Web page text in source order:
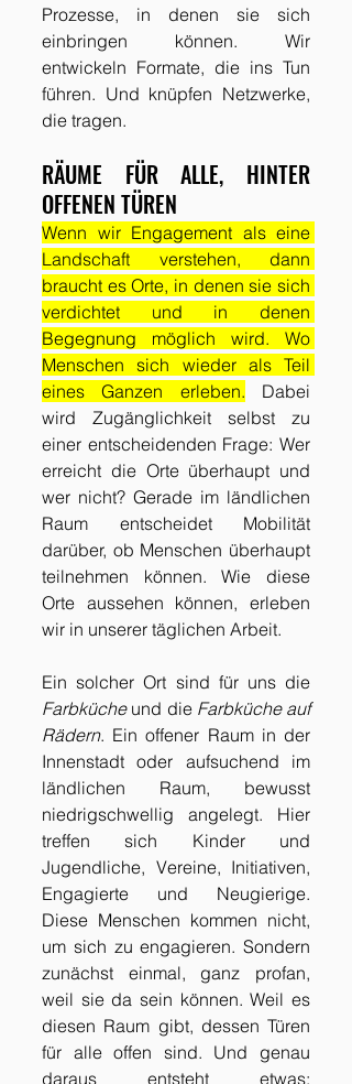
Prozesse, in denen sie sich
einbringen können. Wir
entwickeln Formate, die ins Tun
führen. Und knüpfen Netzwerke,
die tragen.
RÄUME FÜR ALLE, HINTER
OFFENEN TÜREN
Wenn wir Engagement als eine
Landschaft verstehen, dann
braucht es Orte, in denen sie sich
verdichtet und in denen
Begegnung möglich wird. Wo
Menschen sich wieder als Teil
eines Ganzen erleben. Dabei
wird Zugänglichkeit selbst zu
einer entscheidenden Frage: Wer
erreicht die Orte überhaupt und
wer nicht? Gerade im ländlichen
Raum entscheidet Mobilität
darüber, ob Menschen überhaupt
teilnehmen können. Wie diese
Orte aussehen können, erleben
wir in unserer täglichen Arbeit.
Farbküche und die Farbküche auf
Rädern. Ein offener Raum in der
Innenstadt oder aufsuchend im
ländlichen Raum, bewusst
niedrigschwellig angelegt. Hier
treffen sich Kinder und
Jugendliche, Vereine, Initiativen,
Engagierte und Neugierige.
Diese Menschen kommen nicht,
um sich zu engagieren. Sondern
zunächst einmal, ganz profan,
weil sie da sein können. Weil es
diesen Raum gibt, dessen Türen
für alle offen sind. Und genau
daraus entsteht etwas: